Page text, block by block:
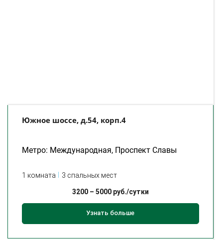
Южное шоссе, д.54, корп.4
Метро: Международная, Проспект Славы
1 комната 3 спальных мест
3200– 5000руб./сутки
Узнать больше